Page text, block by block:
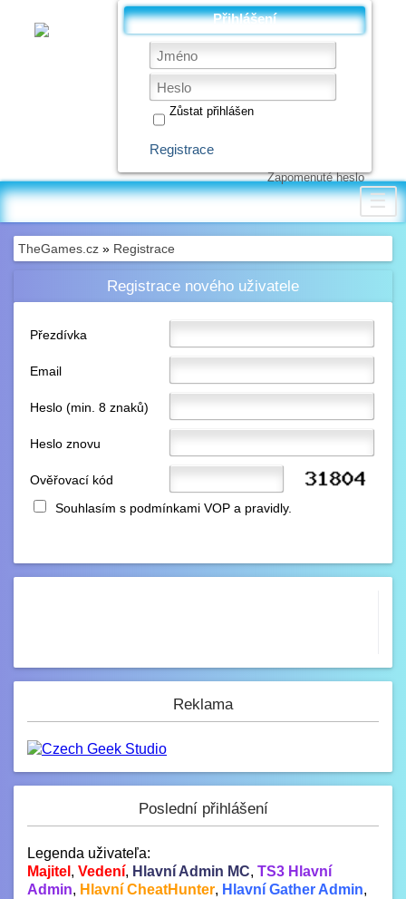
Přihlášení
Zůstat přihlášen
Registrace
Zapomenuté heslo
☰
TheGames.cz » Registrace
Registrace nového uživatele
Přezdívka
Email
Heslo (min. 8 znaků)
Heslo znovu
Ověřovací kód
Souhlasím s podmínkami VOP a pravidly.
Reklama
Poslední přihlášení
Legenda uživateľa:
Majitel , Vedení, Hlavní Admin MC, TS3 Hlavní
Admin, Hlavní CheatHunter, Hlavní Gather Admin,